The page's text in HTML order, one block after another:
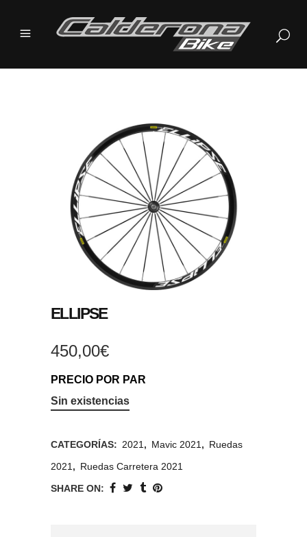
ELLIPSE
450,00€
PRECIO POR PAR
Sin existencias
CATEGORÍAS: 2021 , Mavic 2021 , Ruedas
2021 , Ruedas Carretera 2021
SHARE ON: